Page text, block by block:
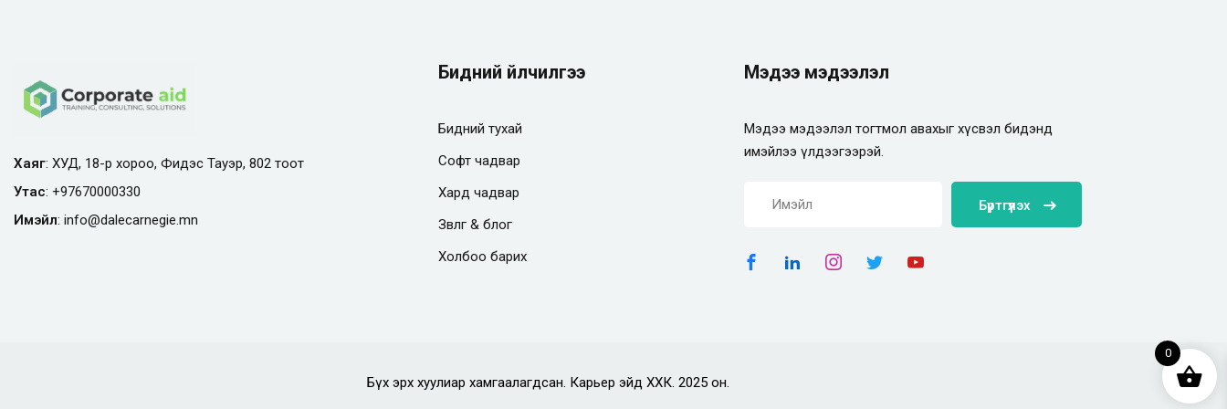
Хаяг: ХУД, 18-р хороо, Фидэс Тауэр, 802 тоот
Утас: +97670000330
Имэйл: info@dalecarnegie.mn
Бидний үйлчилгээ
Бидний тухай
Софт чадвар
Хард чадвар
Зөвлөгөө & блог
Холбоо барих
Мэдээ мэдээлэл
Мэдээ мэдээлэл тогтмол авахыг хүсвэл бидэнд
имэйлээ үлдээгээрэй.
Бүртгүүлэх
Бүх эрх хуулиар хамгаалагдсан. Карьер эйд ХХК. 2025 он.
0